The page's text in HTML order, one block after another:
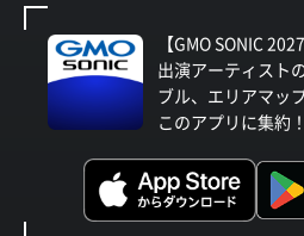
【GMO SONIC
出演アーティスト
ブル、エリアマッ
このアプリに集約！